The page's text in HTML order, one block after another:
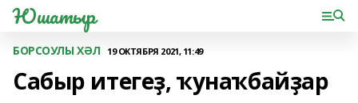
Юшатыр
БОРСОУЛЫ ХӘЛ 19 ОКТЯБРЯ 2021, 11:49
Сабыр итегеҙ, ҡунаҡбайҙар